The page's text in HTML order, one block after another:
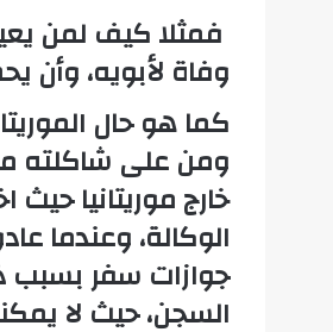
فمثلا كيف لمن
وفاة لأبويه، وأن
كما هو حال
ومن على شاكلته
خارج موريتانيا
الوكالة، وعندما
جوازات سفر بسبب
السجن، حيث لا